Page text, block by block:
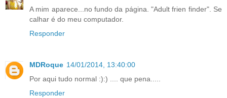
A mim aparece...no fundo da página. "Adult frien finder". Se
calhar é do meu computador.
Responder
MDRoque 14/01/2014, 13:40:00
Por aqui tudo normal :):) .... que pena.....
Responder